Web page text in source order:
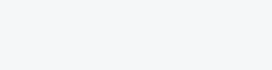
I
Dolby